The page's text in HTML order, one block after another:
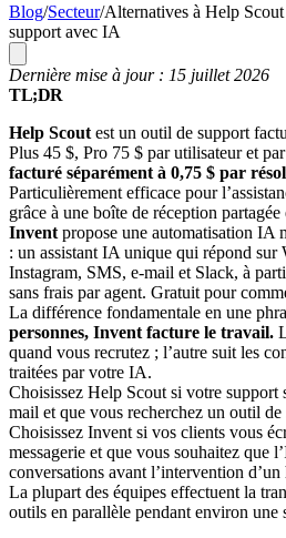
Blog/Secteur/Alternatives à Help
support avec IA
Dernière mise à jour : 15 juillet 2026
TL;DR
Help Scout est un outil de support
Plus 45 $, Pro 75 $ par utilisateur et
facturé séparément à 0,75 $ par
Particulièrement efficace pour
grâce à une boîte de réception partagée
Invent propose une automatisation IA
: un assistant IA unique qui répond sur
Instagram, SMS, e-mail et Slack, à
sans frais par agent. Gratuit pour
La différence fondamentale en une
personnes, Invent facture le travail.
quand vous recrutez ; l’autre suit les
traitées par votre IA.
Choisissez Help Scout si votre support
mail et que vous recherchez un outil
Choisissez Invent si vos clients vous
messagerie et que vous souhaitez que
conversations avant l’intervention d’un
La plupart des équipes effectuent la
outils en parallèle pendant environ une